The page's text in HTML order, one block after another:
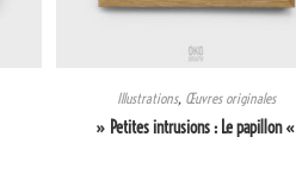
Illustrations, Œuvres originales
» Petites intrusions : Le papillon «